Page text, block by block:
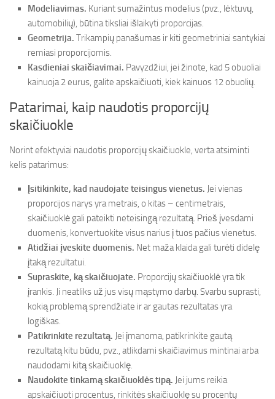
Modeliavimas. Kuriant sumažintus modelius (pvz., lėktuvų,
automobilių), būtina tiksliai išlaikyti proporcijas.
Geometrija. Trikampių panašumas ir kiti geometriniai santykiai
remiasi proporcijomis.
Kasdieniai skaičiavimai. Pavyzdžiui, jei žinote, kad 5 obuoliai
kainuoja 2 eurus, galite apskaičiuoti, kiek kainuos 12 obuolių.
Patarimai, kaip naudotis proporcijų
skaičiuokle
Norint efektyviai naudotis proporcijų skaičiuokle, verta atsiminti
kelis patarimus:
Įsitikinkite, kad naudojate teisingus vienetus. Jei vienas
proporcijos narys yra metrais, o kitas – centimetrais,
skaičiuoklė gali pateikti neteisingą rezultatą. Prieš įvesdami
duomenis, konvertuokite visus narius į tuos pačius vienetus.
Atidžiai įveskite duomenis. Net maža klaida gali turėti didelę
įtaką rezultatui.
Supraskite, ką skaičiuojate. Proporcijų skaičiuoklė yra tik
įrankis. Ji neatliks už jus visų mąstymo darbų. Svarbu suprasti,
kokią problemą sprendžiate ir ar gautas rezultatas yra
logiškas.
Patikrinkite rezultatą. Jei įmanoma, patikrinkite gautą
rezultatą kitu būdu, pvz., atlikdami skaičiavimus mintinai arba
naudodami kitą skaičiuoklę.
Naudokite tinkamą skaičiuoklės tipą. Jei jums reikia
apskaičiuoti procentus, rinkitės skaičiuoklę su procentų